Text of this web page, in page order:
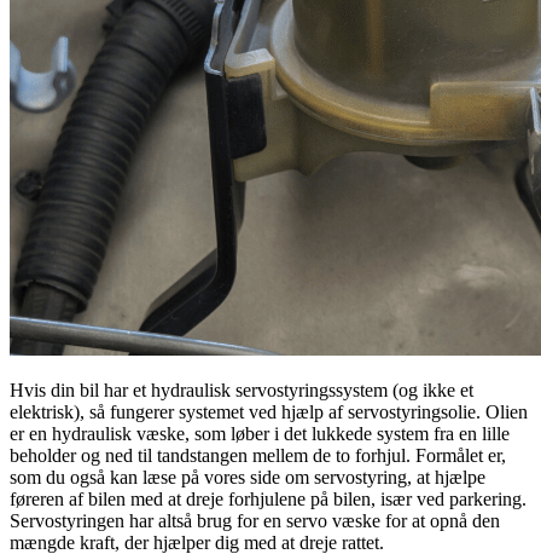
Hvis din bil har et hydraulisk servostyringssystem (og ikke et
elektrisk), så fungerer systemet ved hjælp af servostyringsolie. Olien
er en hydraulisk væske, som løber i det lukkede system fra en lille
beholder og ned til tandstangen mellem de to forhjul. Formålet er,
som du også kan læse på vores side om servostyring, at hjælpe
føreren af bilen med at dreje forhjulene på bilen, især ved parkering.
Servostyringen har altså brug for en servo væske for at opnå den
mængde kraft, der hjælper dig med at dreje rattet.